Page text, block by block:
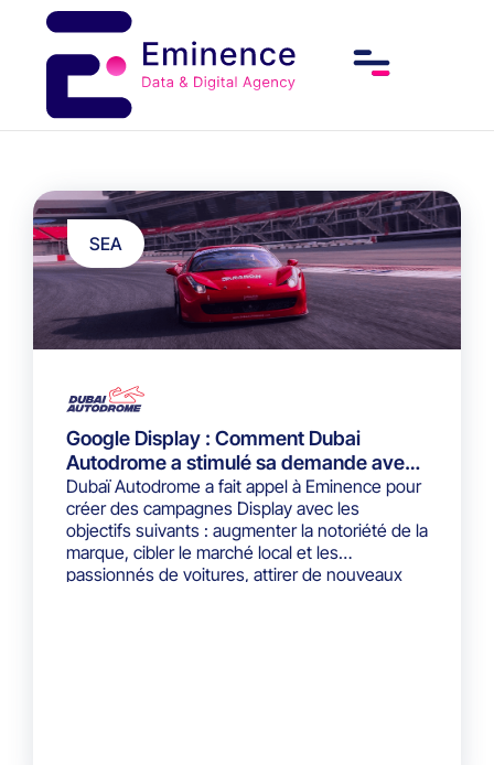
Google Display : Comment Dubai
Autodrome a stimulé sa demande avec
des campagnes rentables
Dubaï Autodrome a fait appel à Eminence pour
créer des campagnes Display avec les
objectifs suivants : augmenter la notoriété de la
marque, cibler le marché local et les
passionnés de voitures, attirer de nouveaux
SEA